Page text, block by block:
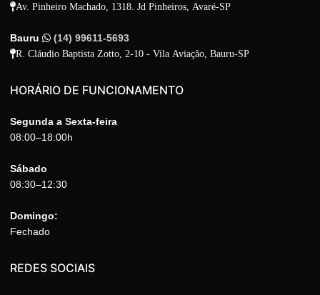
Av. Pinheiro Machado, 1318. Jd Pinheiros, Avaré-SP
Bauru (14) 99611-5693
R. Cláudio Baptista Zotto, 2-10 - Vila Aviação, Bauru-SP
HORÁRIO DE FUNCIONAMENTO
Segunda a Sexta-feira
08:00–18:00h
Sábado
08:30–12:30
Domingo:
Fechado
REDES SOCIAIS